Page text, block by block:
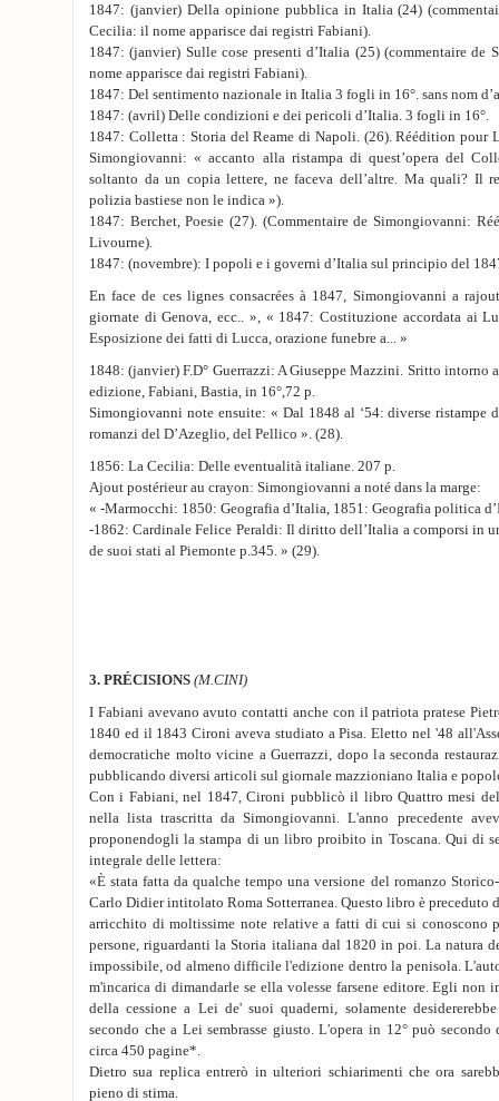
1847: (janvier) Della opinione pubblica in Italia (24)
Cecilia: il nome apparisce dai registri Fabiani).
1847: (janvier) Sulle cose presenti d’Italia (25) (commentaire
nome apparisce dai registri Fabiani).
1847: Del sentimento nazionale in Italia 3 fogli in 16°. sans nom
1847: (avril) Delle condizioni e dei pericoli d’Italia. 3 fogli in 16°.
1847: Colletta : Storia del Reame di Napoli. (26). Réédition pour
Simongiovanni: « accanto alla ristampa di quest’opera del
soltanto da un copia lettere, ne faceva dell’altre. Ma quali? Il
polizia bastiese non le indica »).
1847: Berchet, Poesie (27). (Commentaire de Simongiovanni:
Livourne).
1847: (novembre): I popoli e i governi d’Italia sul principio del
En face de ces lignes consacrées à 1847, Simongiovanni a
giornate di Genova, ecc.. », « 1847: Costituzione accordata ai
Esposizione dei fatti di Lucca, orazione funebre a... »
1848: (janvier) F.D° Guerrazzi: A Giuseppe Mazzini. Sritto intorno
edizione, Fabiani, Bastia, in 16°,72 p.
Simongiovanni note ensuite: « Dal 1848 al ‘54: diverse ristampe
romanzi del D’Azeglio, del Pellico ». (28).
1856: La Cecilia: Delle eventualità italiane. 207 p.
Ajout postérieur au crayon: Simongiovanni a noté dans la marge:
« -Marmocchi: 1850: Geografia d’Italia, 1851: Geografia politica
-1862: Cardinale Felice Peraldi: Il diritto dell’Italia a comporsi in
de suoi stati al Piemonte p.345. » (29).
3. PRÉCISIONS (M.CINI)
I Fabiani avevano avuto contatti anche con il patriota pratese
1840 ed il 1843 Cironi aveva studiato a Pisa. Eletto nel '48
democratiche molto vicine a Guerrazzi, dopo la seconda
pubblicando diversi articoli sul giornale mazzioniano Italia e
Con i Fabiani, nel 1847, Cironi pubblicò il libro Quattro mesi
nella lista trascritta da Simongiovanni. L'anno precedente
proponendogli la stampa di un libro proibito in Toscana. Qui di
integrale delle lettera:
«È stata fatta da qualche tempo una versione del romanzo
Carlo Didier intitolato Roma Sotterranea. Questo libro è preceduto
arricchito di moltissime note relative a fatti di cui si conoscono
persone, riguardanti la Storia italiana dal 1820 in poi. La natura
impossibile, od almeno difficile l'edizione dentro la penisola.
m'incarica di dimandarle se ella volesse farsene editore. Egli non
della cessione a Lei de' suoi quaderni, solamente
secondo che a Lei sembrasse giusto. L'opera in 12° può secondo
circa 450 pagine*.
Dietro sua replica entrerò in ulteriori schiarimenti che ora
pieno di stima.